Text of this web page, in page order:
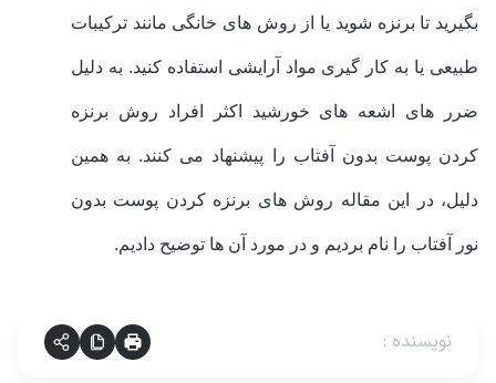
بگیرید تا برنزه شوید یا از روش های خانگی مانند ترکیبات
طبیعی یا به کار گیری مواد آرایشی استفاده کنید. به دلیل
ضرر های اشعه های خورشید اکثر افراد روش برنزه
کردن پوست بدون آفتاب را پیشنهاد می کنند. به همین
دلیل، در این مقاله روش های برنزه کردن پوست بدون
نور آفتاب را نام بردیم و در مورد آن ها توضیح دادیم.
نویسنده :